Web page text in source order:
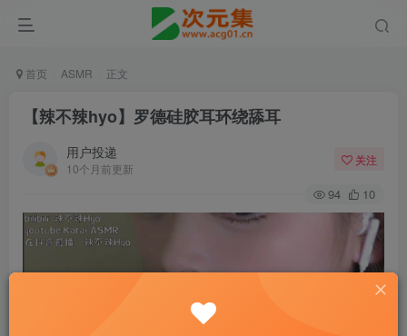
首页 ASMR 正文
【辣不辣hyo】罗德硅胶耳环绕舔耳
用户投递
10个月前更新
关注
94 10